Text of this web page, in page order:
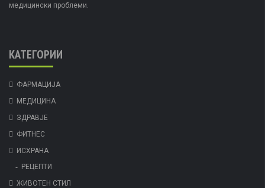
медицински проблеми.
КАТЕГОРИИ
ФАРМАЦИЈА
МЕДИЦИНА
ЗДРАВЈЕ
ФИТНЕС
ИСХРАНА
РЕЦЕПТИ
ЖИВОТЕН СТИЛ